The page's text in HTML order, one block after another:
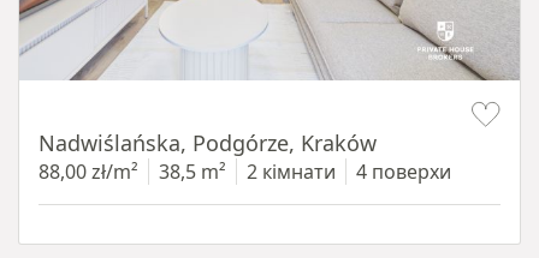
Nadwiślańska, Podgórze, Kraków
88,00 zł/m² 38,5 m² 2 кімнати 4 поверхи